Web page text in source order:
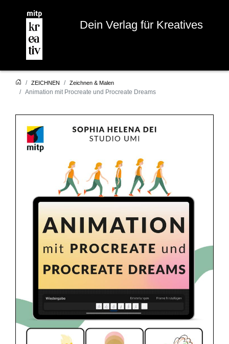
Dein Verlag für Kreatives
ZEICHNEN Zeichnen & Malen
Animation mit Procreate und Procreate Dreams